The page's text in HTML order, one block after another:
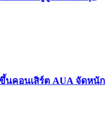
นคอนเสิร์ต AUA จัดหนัก